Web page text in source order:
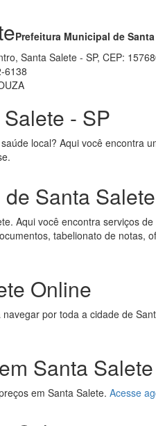
Prefeitura Municipal de
Santa Salete - SP, CEP:
6138
- SP
local? Aqui você encontra
Santa Salete
Aqui você encontra serviços
tabelionato de notas,
Online
navegar por toda a cidade de
Santa Salete
em Santa Salete.Acesse